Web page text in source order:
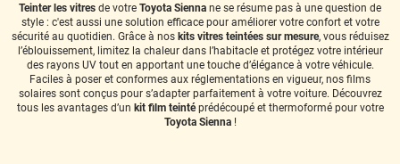
Teinter les vitres de votre Toyota Sienna ne se résume pas à une question de
style : c'est aussi une solution efficace pour améliorer votre confort et votre
sécurité au quotidien. Grâce à nos kits vitres teintées sur mesure, vous réduisez
l’éblouissement, limitez la chaleur dans l’habitacle et protégez votre intérieur
des rayons UV tout en apportant une touche d’élégance à votre véhicule.
Faciles à poser et conformes aux réglementations en vigueur, nos films
solaires sont conçus pour s’adapter parfaitement à votre voiture. Découvrez
tous les avantages d’un kit film teintéprédécoupé et thermoformé pour votre
Toyota Sienna!